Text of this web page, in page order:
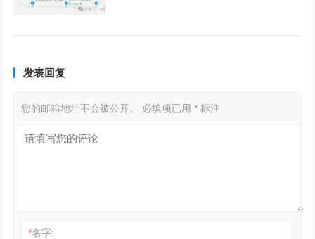
发表回复
您的邮箱地址不会被公开。 必填项已用* 标注
*名字: